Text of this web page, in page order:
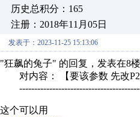
历史总积分：165
注册：2018年11月05日
发表于：2023-11-25 15:13:06
"狂飙的兔子" 的回复，发表在8楼
对内容： 【要该参数 先改P2-
这个可以用